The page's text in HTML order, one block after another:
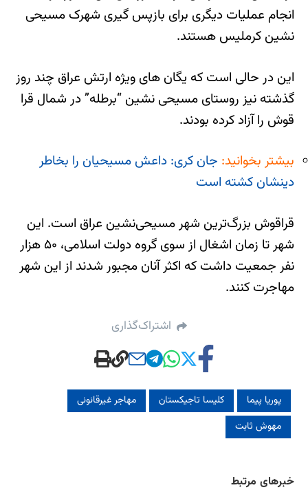
انجام عملیات دیگری برای بازپس گیری شهرک مسیحی
نشین کرملیس هستند.
این در حالی است که یگان های ویژه ارتش عراق چند روز
گذشته نیز روستای مسیحی نشین “برطله” در شمال قرا
قوش را آزاد کرده بودند.
بیشتر بخوانید: جان کری: داعش مسیحیان را بخاطر
دینشان کشته است
قراقوش بزرگ‌ترین شهر مسیحی‌نشین عراق است. این
شهر تا زمان اشغال از سوی گروه دولت اسلامی، ۵۰ هزار
نفر جمعیت داشت که اکثر آنان مجبور شدند از این شهر
مهاجرت کنند.
اشتراک‌گذاری
پوریا پیما کلیسا تاجیکستان
مهاجر غیرقانونی
مهوش ثابت
خبرهای مرتبط